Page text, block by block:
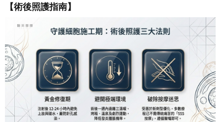
【術後照護指南】